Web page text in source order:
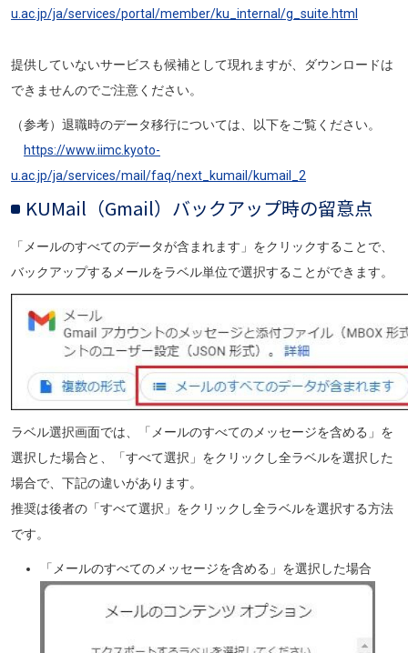
u.ac.jp/ja/services/portal/member/ku_internal/g_suite.html
提供していないサービスも候補として現れますが、ダウンロードは
できませんのでご注意ください。
（参考）退職時のデータ移行については、以下をご覧ください。
https://www.iimc.kyoto-
u.ac.jp/ja/services/mail/faq/next_kumail/kumail_2
KUMail（Gmail） バックアップ時の留意点
「メールのすべてのデータが含まれます」をクリックすることで、
バックアップするメールをラベル単位で選択することができます。
ラベル選択画面では、「メールのすべてのメッセージを含める」を
選択した場合と、「すべて選択」をクリックし全ラベルを選択した
場合で、下記の違いがあります。
推奨は後者の「すべて選択」をクリックし全ラベルを選択する方法
です。
「メールのすべてのメッセージを含める」を選択した場合
画像